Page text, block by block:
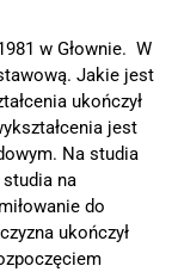
w Głownie. W
Jakie jest
ukończył
jest
Na studia
studia na
do
ukończył